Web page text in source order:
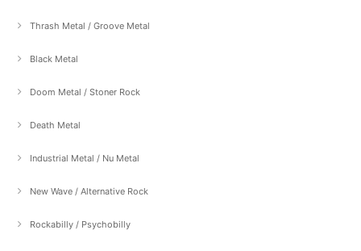
Thrash Metal / Groove Metal
Black Metal
Doom Metal / Stoner Rock
Death Metal
Industrial Metal / Nu Metal
New Wave / Alternative Rock
Rockabilly / Psychobilly